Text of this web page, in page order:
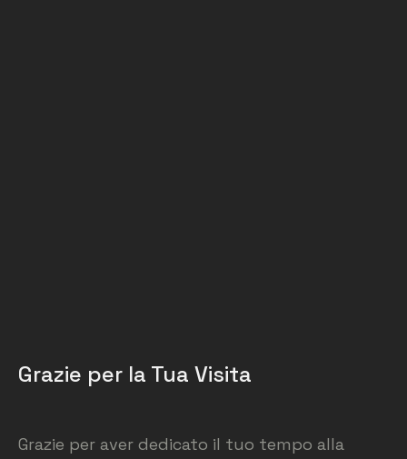
Grazie per la Tua Visita
Grazie per aver dedicato il tuo tempo alla